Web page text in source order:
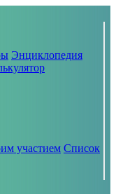
Энциклопедия
участием Список